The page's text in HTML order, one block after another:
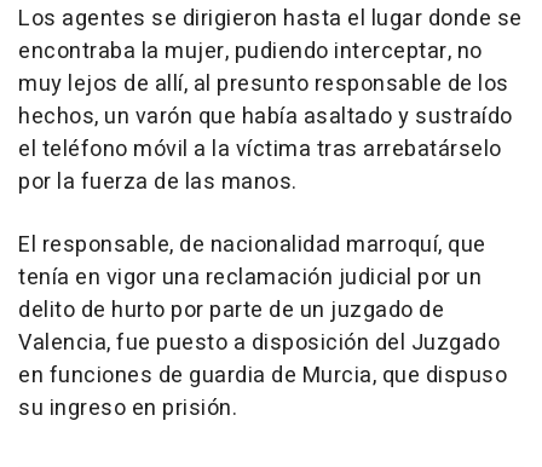
Los agentes se dirigieron hasta el lugar donde se
encontraba la mujer, pudiendo interceptar, no
muy lejos de allí, al presunto responsable de los
hechos, un varón que había asaltado y sustraído
el teléfono móvil a la víctima tras arrebatárselo
por la fuerza de las manos.
El responsable, de nacionalidad marroquí, que
tenía en vigor una reclamación judicial por un
delito de hurto por parte de un juzgado de
Valencia, fue puesto a disposición del Juzgado
en funciones de guardia de Murcia, que dispuso
su ingreso en prisión.